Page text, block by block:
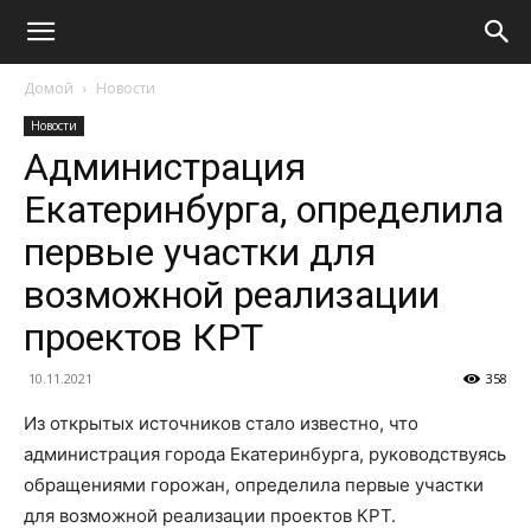
Домой Новости
Новости
Администрация
Екатеринбурга, определила
первые участки для
возможной реализации
проектов КРТ
10.11.2021 358
Из открытых источников стало известно, что
администрация города Екатеринбурга, руководствуясь
обращениями горожан, определила первые участки
для возможной реализации проектов КРТ.